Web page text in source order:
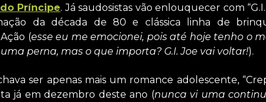
Príncipe. Já saudosistas vão enlouquecer com
da década de 80 e clássica linha de
(esse eu me emocionei, pois até hoje tenho o
perna, mas o que importa? G.I. Joe vai voltar!).
ser apenas mais um romance adolescente,
já em dezembro deste ano (nunca vi uma